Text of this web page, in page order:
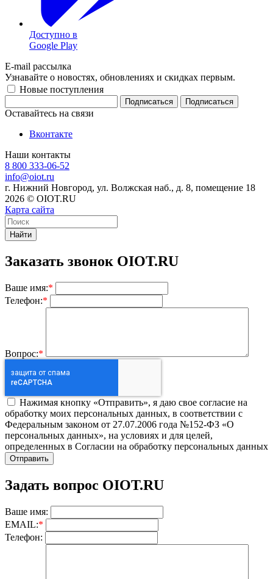
Доступно в
Google Play
E-mail рассылка
Узнавайте о новостях, обновлениях и скидках первым.
Новые поступления
Подписаться
Оставайтесь на связи
Вконтакте
Наши контакты
8 800 333-06-52
info@oiot.ru
г. Нижний Новгород, ул. Волжская наб., д. 8, помещение 18
2026 © OIOT.RU
Карта сайта
Найти
Заказать звонок OIOT.RU
Ваше имя:*
Телефон:*
Вопрос:*
Нажимая кнопку «Отправить», я даю свое согласие на
обработку моих персональных данных, в соответствии с
Федеральным законом от 27.07.2006 года №152-ФЗ «О
персональных данных», на условиях и для целей,
определенных в Согласии на обработку персональных данных
Задать вопрос OIOT.RU
Ваше имя:
EMAIL:*
Телефон: